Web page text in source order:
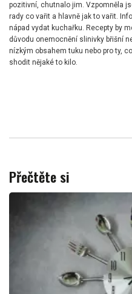
pozitivní, chutnalo jim. Vzpomněla
rady co vařit a hlavně jak to vařit.
nápad vydat kuchařku. Recepty by
důvodu onemocnění slinivky břišní
nízkým obsahem tuku nebo pro ty,
shodit nějaké to kilo.
Přečtěte si